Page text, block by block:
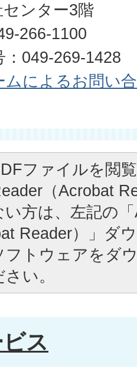
ンター3階
266-1100
049-269-1428
ムによるお問い
ファイルを閲
（Acrobat
方は、左記の
Reader）」ダ
フトウェアをダ
い。
ス